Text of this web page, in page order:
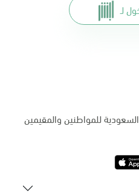
لـ
للمواطنين والمقيمين